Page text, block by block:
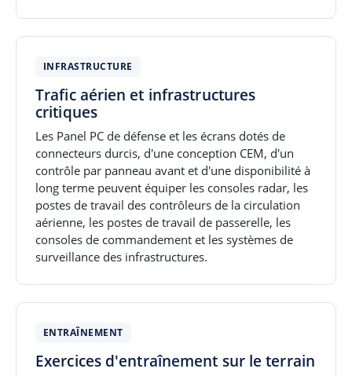
INFRASTRUCTURE
Trafic aérien et infrastructures
critiques
Les Panel PC de défense et les écrans dotés de
connecteurs durcis, d'une conception CEM, d'un
contrôle par panneau avant et d'une disponibilité à
long terme peuvent équiper les consoles radar, les
postes de travail des contrôleurs de la circulation
aérienne, les postes de travail de passerelle, les
consoles de commandement et les systèmes de
surveillance des infrastructures.
ENTRAÎNEMENT
Exercices d'entraînement sur le terrain